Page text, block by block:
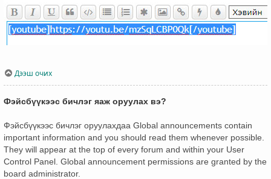
Дээш очих
Фэйсбүүкээс бичлэг яаж оруулах вэ?
Фэйсбүүкээс бичлэг оруулахдаа Global announcements contain
important information and you should read them whenever possible.
They will appear at the top of every forum and within your User
Control Panel. Global announcement permissions are granted by the
board administrator.